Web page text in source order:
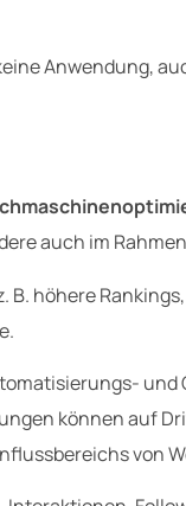
Anwendung,
auch im Rahmen
höhere
können auf
von